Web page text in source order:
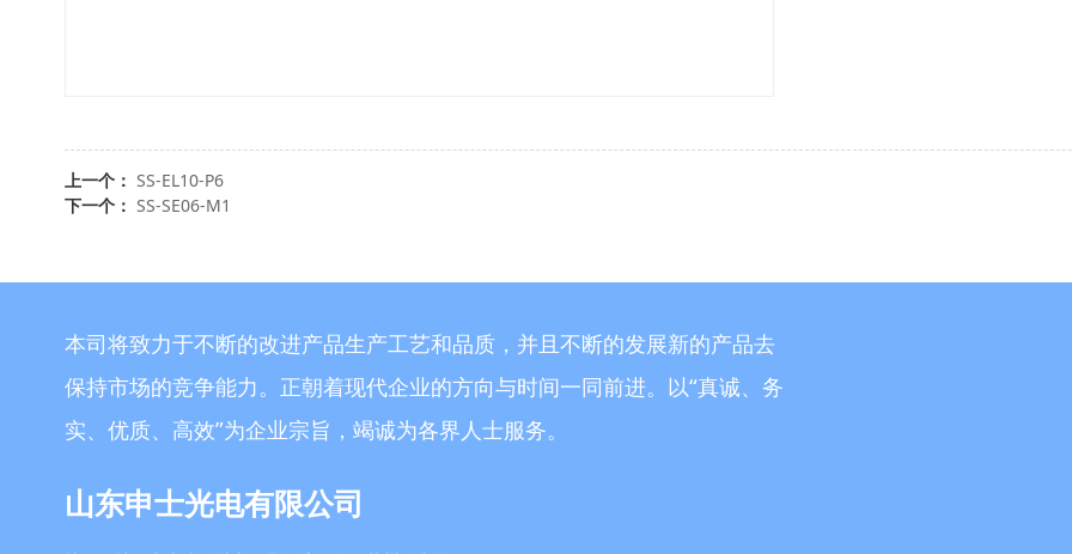
上一个： SS-EL10-P6
下一个： SS-SE06-M1
本司将致力于不断的改进产品生产工艺和品质，并且不断的发展新的产品去
保持市场的竞争能力。正朝着现代企业的方向与时间一同前进。以“真诚、务
实、优质、高效”为企业宗旨，竭诚为各界人士服务。
山东申士光电有限公司